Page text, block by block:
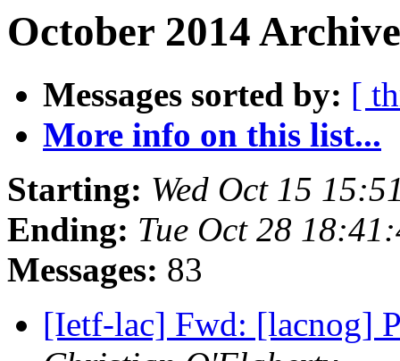
October 2014
Messages sorted by: [
More info on this list...
Starting: Wed Oct 15
Ending: Tue Oct 28
Messages: 83
[Ietf-lac] Fwd: [lacnog]